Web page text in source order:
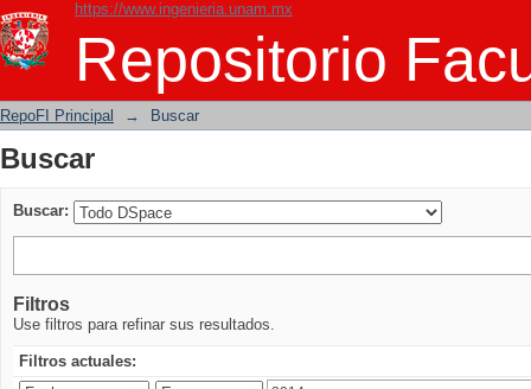
https://www.ingenieria.unam.mx
Repositorio
Buscar
RepoFI Principal → Buscar
Buscar
Buscar:
Filtros
Use filtros para refinar sus resultados.
Filtros actuales: